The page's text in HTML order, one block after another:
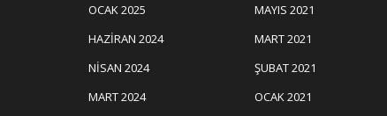
OCAK 2025
HAZIRAN 2024
NISAN 2024
MART 2024
MAYIS 2021
MART 2021
ŞUBAT 2021
OCAK 2021